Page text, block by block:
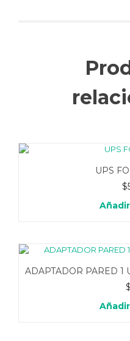
UPS
$
ADAPTADOR PARED 1
$